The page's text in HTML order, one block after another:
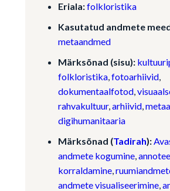
Eriala:folkloristika
Kasutatud andmete
metaandmed
Märksõnad (sisu):
folkloristika,fotoarhiivid,
dokumentaalfotod,
rahvakultuur,arhiivid,
digihumanitaaria
Märksõnad (Tadirah):
andmete kogumine,
korraldamine,
andmete visualiseerimine,